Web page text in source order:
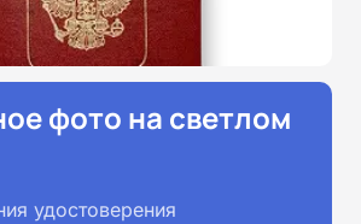
фото на светлом
удостоверения